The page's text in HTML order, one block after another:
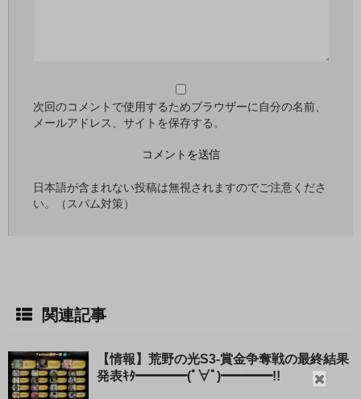
閉
次回のコメントで使用するためブラウザーに自分の名前、
メールアドレス、サイトを保存する。
日本語が含まれない投稿は無視されますのでご注意くださ
い。（スパム対策）
関連記事
【情報】荒野の光S3-賞金争奪戦の最終結果
発表ｷﾀ━━━━(ﾟ∀ﾟ)━━━━!!